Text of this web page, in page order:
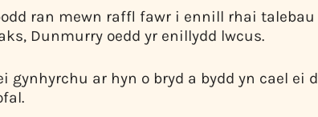
ran mewn raffl fawr i ennill rhai talebau
Dunmurry oedd yr enillydd lwcus.
gynhyrchu ar hyn o bryd a bydd yn cael ei